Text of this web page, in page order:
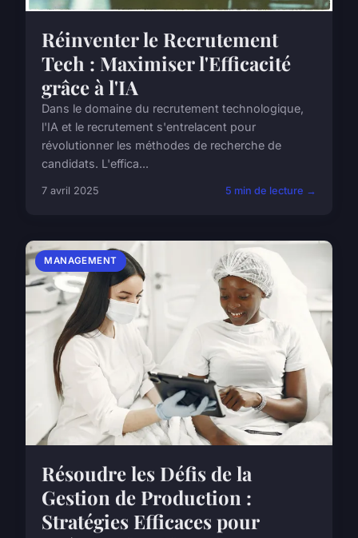
Réinventer le Recrutement
Tech : Maximiser l'Efficacité
grâce à l'IA
Dans le domaine du recrutement technologique,
l'IA et le recrutement s'entrelacent pour
révolutionner les méthodes de recherche de
candidats. L'effica...
7 avril 2025 5 min de lecture →
MANAGEMENT
Résoudre les Défis de la
Gestion de Production :
Stratégies Efficaces pour